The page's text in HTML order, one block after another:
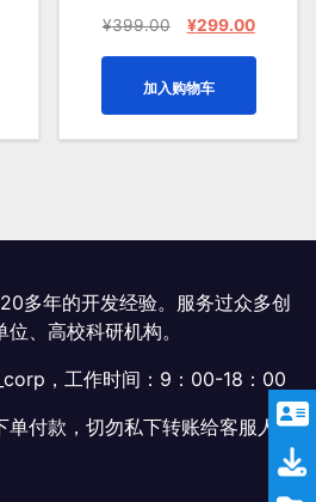
：
。
¥399.00
原
¥399.00。
¥299.00当
为：
加入购物车
多年的开发经验。服务过众多创
、高校科研机构。
，工作时间：9：00-18：00
付款，切勿私下转账给客服人